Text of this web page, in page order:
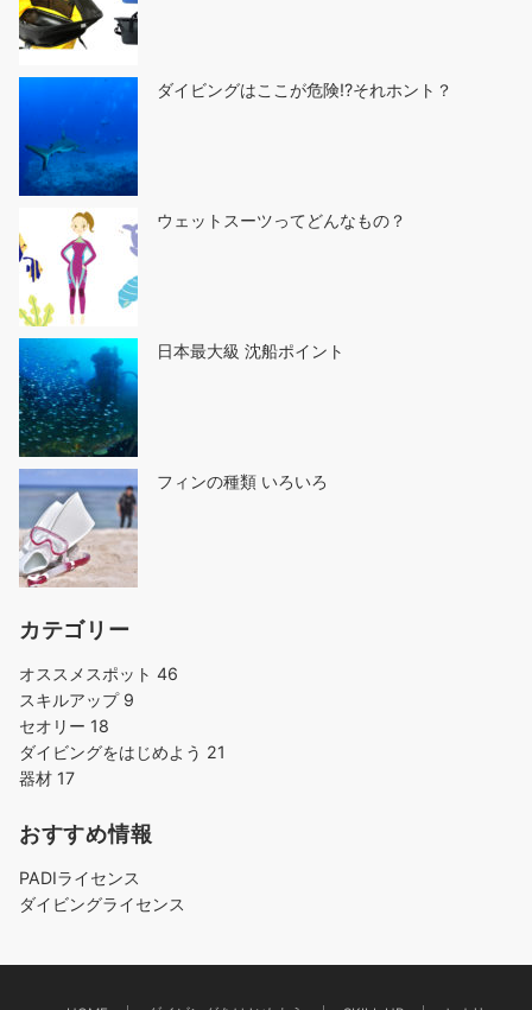
ダイビングはここが危険!?それホント？
ウェットスーツってどんなもの？
日本最大級 沈船ポイント
フィンの種類 いろいろ
カテゴリー
オススメスポット 46
スキルアップ 9
セオリー 18
ダイビングをはじめよう 21
器材 17
おすすめ情報
PADIライセンス
ダイビングライセンス